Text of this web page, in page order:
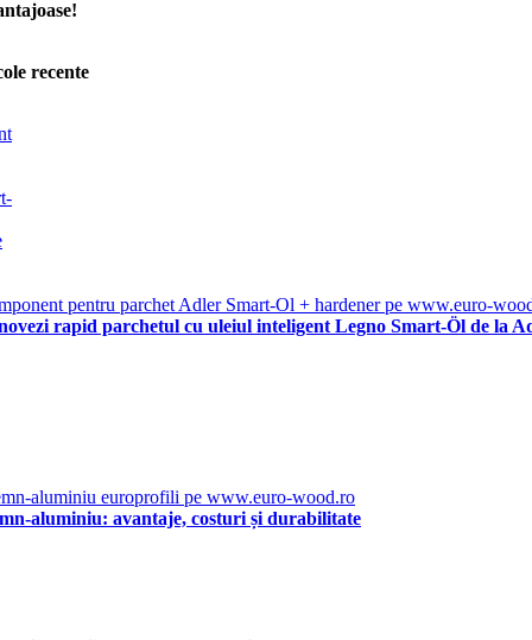
recente
rapid parchetul cu uleiul inteligent Legno Smart-Öl de la
aluminiu: avantaje, costuri și durabilitate